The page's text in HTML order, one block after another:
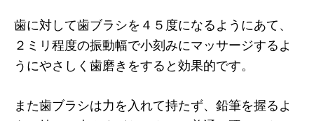
歯に対して歯ブラシを４５度になるようにあて、
２ミリ程度の振動幅で小刻みにマッサージするよ
うにやさしく歯磨きをすると効果的です。
また歯ブラシは力を入れて持たず、鉛筆を握るよ